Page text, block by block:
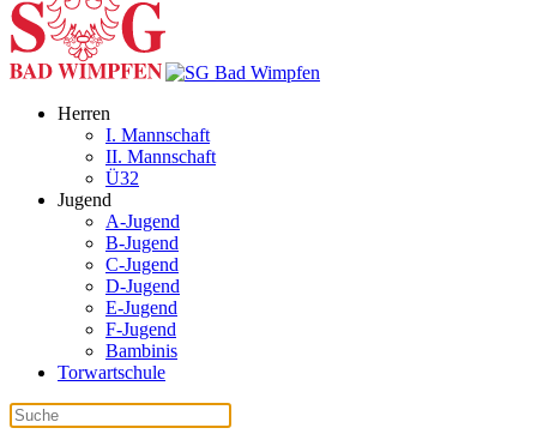
Herren
I. Mannschaft
II. Mannschaft
Ü32
Jugend
A-Jugend
B-Jugend
C-Jugend
D-Jugend
E-Jugend
F-Jugend
Bambinis
Torwartschule